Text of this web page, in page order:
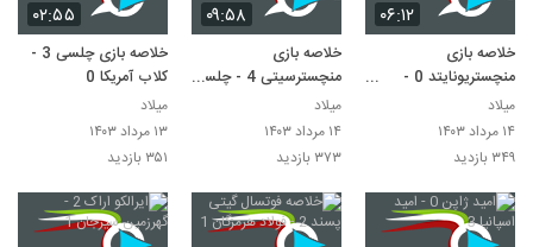
۰۶:۱۲
خلاصه بازی
منچستریونایتد 0 -
لیورپول 3
میلاد
۱۴ مرداد ۱۴۰۳
۳۴۹ بازدید
۰۹:۵۸
خلاصه بازی
منچسترسیتی 4 - چلسی
2
میلاد
۱۴ مرداد ۱۴۰۳
۳۷۳ بازدید
۰۲:۵۵
خلاصه بازی چلسی 3 -
کلاب آمریکا 0
میلاد
۱۳ مرداد ۱۴۰۳
۳۵۱ بازدید